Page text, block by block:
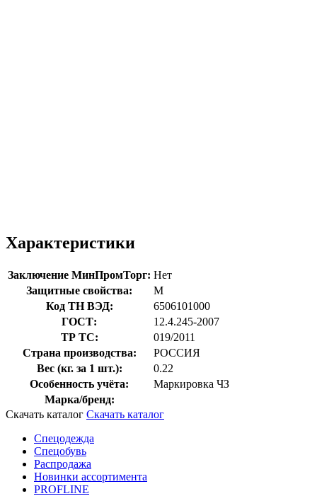
Характеристики
Заключение МинПромТорг: Нет
Защитные свойства:
М
Код ТН ВЭД:
6506101000
ГОСТ:
12.4.245-2007
ТР ТС:
019/2011
Страна производства:
РОССИЯ
Вес (кг. за 1 шт.):
0.22
Особенность учёта:
Маркировка ЧЗ
Марка/бренд:
Скачать каталог Скачать каталог
Спецодежда
Спецобувь
Распродажа
Новинки ассортимента
PROFLINE